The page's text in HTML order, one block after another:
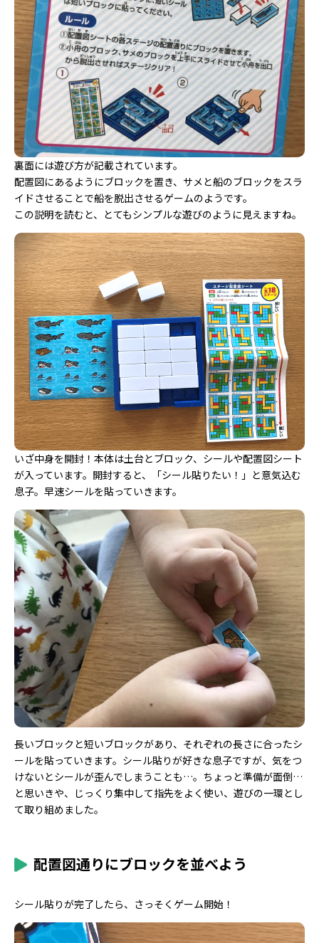
裏面には遊び方が記載されています。
配置図にあるようにブロックを置き、サメと船のブロックをスラ
イドさせることで船を脱出させるゲームのようです。
この説明を読むと、とてもシンプルな遊びのように見えますね。
いざ中身を開封！本体は土台とブロック、シールや配置図シート
が入っています。開封すると、「シール貼りたい！」と意気込む
息子。早速シールを貼っていきます。
長いブロックと短いブロックがあり、それぞれの長さに合ったシ
ールを貼っていきます。シール貼りが好きな息子ですが、気をつ
けないとシールが歪んでしまうことも…。ちょっと準備が面倒…
と思いきや、じっくり集中して指先をよく使い、遊びの一環とし
て取り組めました。
配置図通りにブロックを並べよう
シール貼りが完了したら、さっそくゲーム開始！